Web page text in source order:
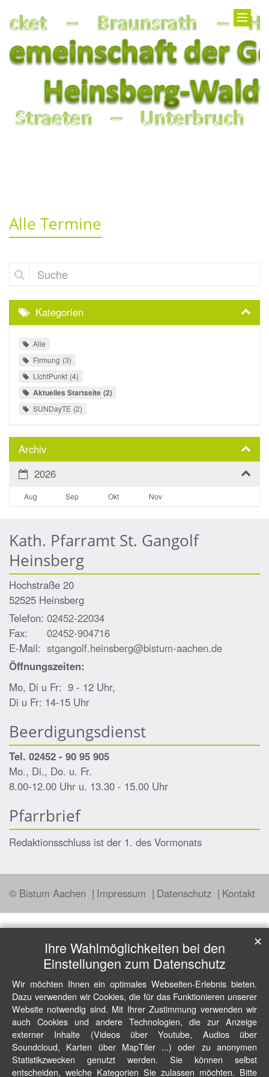
Alle Termine
Suche
Kategorien
Alle
Firmung 3
LichtPunkt 4
Aktuelles Startseite 2
SUNDayTE 2
Archiv
2026
Aug Sep Okt Nov
Kath. Pfarramt St. Gangolf
Heinsberg
Hochstraße 20
52525 Heinsberg
Telefon: 02452-22034
Fax:
02452-904716
E-Mail: stgangolf.heinsberg@bistum-aachen.de
Öffnungszeiten:
Mo, Di u Fr: 9 - 12 Uhr,
Di u Fr: 14-15 Uhr
Beerdigungsdienst
Tel. 02452 - 90 95 905
Mo., Di., Do. u. Fr.
8.00-12.00 Uhr u. 13.30 - 15.00 Uhr
Pfarrbrief
Redaktionsschluss ist der 1. des Vormonats
© Bistum Aachen Impressum Datenschutz Kontakt
Ihre Wahlmöglichkeiten bei den
Einstellungen zum Datenschutz
Wir möchten Ihnen ein optimales Webseiten-Erlebnis bieten.
Dazu verwenden wir Cookies, die für das Funktionieren unserer
Website notwendig sind. Mit Ihrer Zustimmung verwenden wir
auch Cookies und andere Technologien, die zur Anzeige
externer Inhalte (Videos über Youtube, Audios über
Soundcloud, Karten über MapTiler ...) oder zu anonymen
Statistikzwecken genutzt werden. Sie können selbst
entscheiden, welche Kategorien Sie zulassen möchten. Bitte
✕